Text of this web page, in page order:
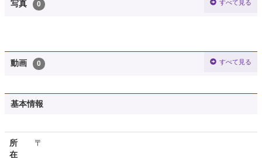
写真 0 すべて見る
動画 0 すべて見る
基本情報
所
在
〒